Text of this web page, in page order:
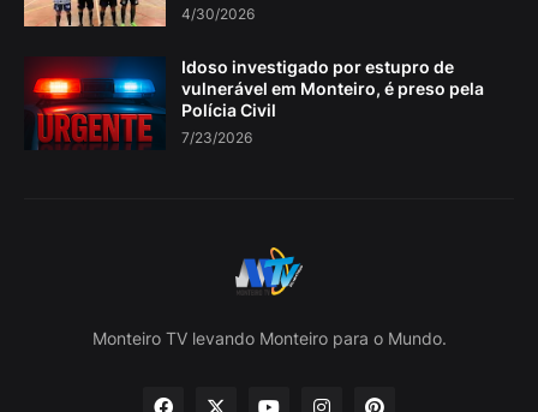
4/30/2026
Idoso investigado por estupro de
vulnerável em Monteiro, é preso pela
Polícia Civil
7/23/2026
Monteiro TV levando Monteiro para o Mundo.